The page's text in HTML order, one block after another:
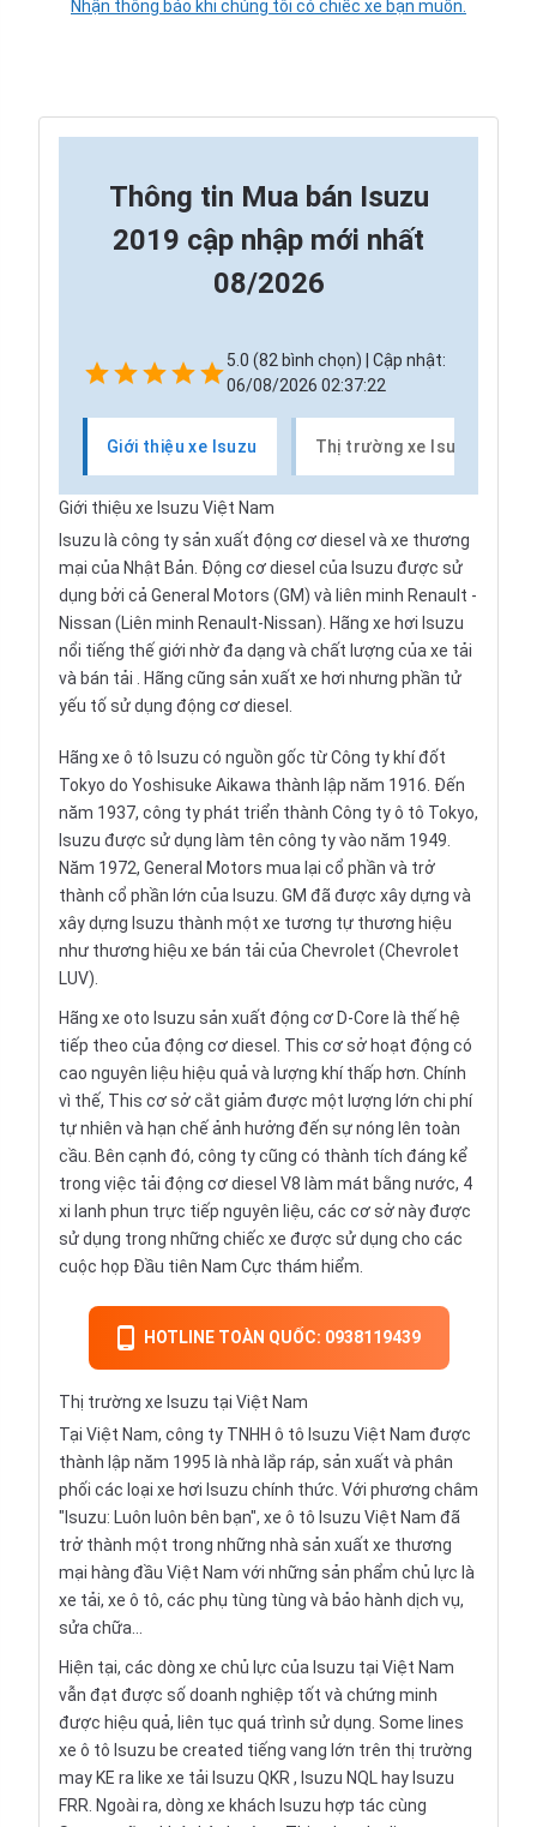
Nhận thông báo khi chúng tôi có chiếc xe bạn muốn.
Thông tin Mua bán Isuzu
2019 cập nhập mới nhất
08/2026
5.0 (82 bình chọn) | Cập nhật:
06/08/2026 02:37:22
Giới thiệu xe Isuzu Thị trường xe Isuzu
Giới thiệu xe Isuzu Việt Nam
Isuzu là công ty sản xuất động cơ diesel và xe thương
mại của Nhật Bản. Động cơ diesel của Isuzu được sử
dụng bởi cả General Motors (GM) và liên minh Renault -
Nissan (Liên minh Renault-Nissan). Hãng xe hơi Isuzu
nổi tiếng thế giới nhờ đa dạng và chất lượng củaxe tải
và bán tải . Hãng cũng sản xuất xe hơi nhưng phần tử
yếu tố sử dụng động cơ diesel.
Hãng xe ô tô Isuzu có nguồn gốc từ Công ty khí đốt
Tokyo do Yoshisuke Aikawa thành lập năm 1916. Đến
năm 1937, công ty phát triển thành Công ty ô tô Tokyo,
Isuzu được sử dụng làm tên công ty vào năm 1949.
Năm 1972, General Motors mua lại cổ phần và trở
thành cổ phần lớn của Isuzu. GM đã được xây dựng và
xây dựng Isuzu thành một xe tương tự thương hiệu
như thương hiệu xe bán tải củaChevrolet (Chevrolet
LUV).
Hãng xe oto Isuzu sản xuất động cơ D-Core là thế hệ
tiếp theo của động cơ diesel. This cơ sở hoạt động có
cao nguyên liệu hiệu quả và lượng khí thấp hơn. Chính
vì thế, This cơ sở cắt giảm được một lượng lớn chi phí
tự nhiên và hạn chế ảnh hưởng đến sự nóng lên toàn
cầu. Bên cạnh đó, công ty cũng có thành tích đáng kể
trong việc tải động cơ diesel V8 làm mát bằng nước, 4
xi lanh phun trực tiếp nguyên liệu, các cơ sở này được
sử dụng trong những chiếc xe được sử dụng cho các
cuộc họp Đầu tiên Nam Cực thám hiểm.
HOTLINE TOÀN QUỐC: 0938119439
Thị trường xe Isuzu tại Việt Nam
Tại Việt Nam, công ty TNHH ô tô Isuzu Việt Nam được
thành lập năm 1995 là nhà lắp ráp, sản xuất và phân
phối các loại xe hơi Isuzu chính thức. Với phương châm
"Isuzu: Luôn luôn bên bạn", xe ô tô Isuzu Việt Nam đã
trở thành một trong những nhà sản xuất xe thương
mại hàng đầu Việt Nam với những sản phẩm chủ lực là
xe tải, xe ô tô, các phụ tùng tùng và bảo hành dịch vụ,
sửa chữa…
Hiện tại, các dòng xe chủ lực của Isuzu tại Việt Nam
vẫn đạt được số doanh nghiệp tốt và chứng minh
được hiệu quả, liên tục quá trình sử dụng. Some lines
xe ô tô Isuzu be created tiếng vang lớn trên thị trường
may KE ra like xe tải Isuzu QKR, Isuzu NQL hay Isuzu
FRR. Ngoài ra, dòng xe khách Isuzu hợp tác cùng